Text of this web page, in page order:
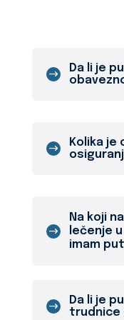
Da li je
Kolika je
Na koji
lečenje
imam
Da li je
trudnice